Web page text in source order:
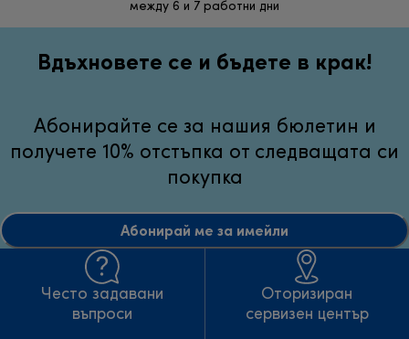
между 6 и 7 работни дни
Вдъхновете се и бъдете в крак!
Абонирайте се за нашия бюлетин и
получете 10% отстъпка от следващата си
покупка
Абонирай ме за имейли
Често задавани
въпроси
Оторизиран
сервизен център